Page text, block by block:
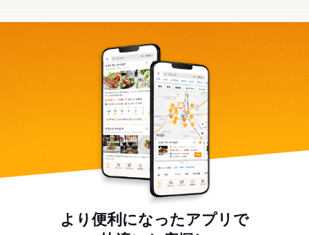
より便利になったアプリで